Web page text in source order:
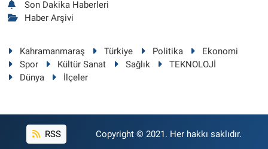
Son Dakika Haberleri
Haber Arşivi
Kahramanmaraş Türkiye Politika
Ekonomi
Spor
Kültür Sanat Sağlık
TEKNOLOJİ
Dünya
İlçeler
RSS Copyright © 2021. Her hakkı saklıdır.